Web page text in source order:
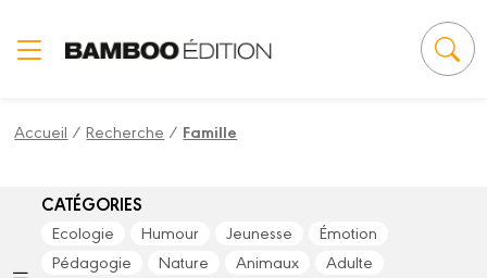
Accueil /Recherche / Famille
CATÉGORIES
Ecologie Humour Jeunesse
Émotion
Pédagogie
Nature Animaux
Adulte